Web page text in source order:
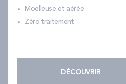
Moelleuse et aérée
Zéro traitement
DÉCOUVRIR